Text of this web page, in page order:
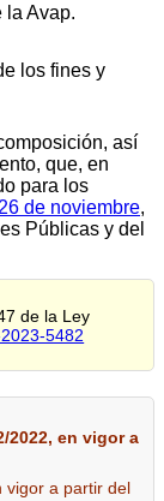
la Avap.
los fines y
así
que, en
para los
de noviembre,
Públicas y del
de la Ley
5482
2022, en vigor a
vigor a partir del